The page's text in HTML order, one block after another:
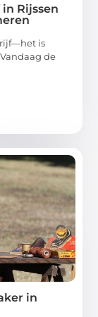
Rijssen
is
de
in